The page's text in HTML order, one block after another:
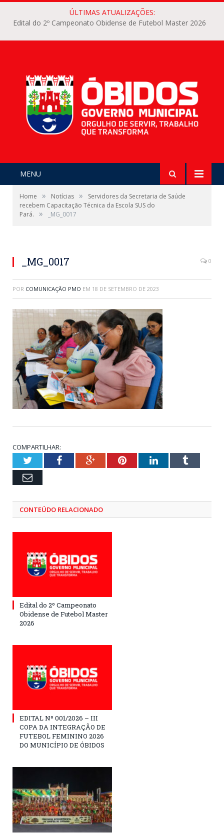
ÚLTIMAS ATUALIZAÇÕES:
Edital do 2º Campeonato Obidense de Futebol Master 2026
MENU
Home » Notícias »
Servidores da Secretaria de Saúde
recebem Capacitação Técnica da Escola SUS do
Pará.
» _MG_0017
_MG_0017 0
POR COMUNICAÇÃO PMO EM 18 DE SETEMBRO DE 2023
COMPARTILHAR:
TwitterFacebookGoogle+PinterestLinkedInTumblr
Email
CONTEÚDO RELACIONADO
Edital do 2º Campeonato
Obidense de Futebol Master
2026
EDITAL Nº 001/2026 – III
COPA DA INTEGRAÇÃO DE
FUTEBOL FEMININO 2026
DO MUNICÍPIO DE ÓBIDOS